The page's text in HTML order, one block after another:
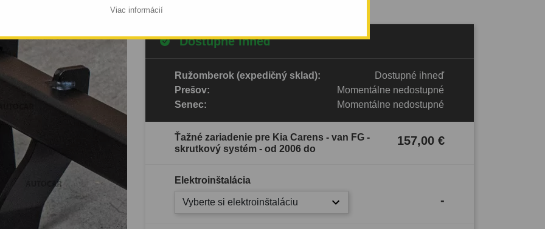
Viac informácií
Dostupné ihneď
Ružomberok (expedičný sklad):
Dostupné ihneď
Prešov:
Momentálne nedostupné
Senec:
Momentálne nedostupné
Ťažné zariadenie pre Kia Carens - van FG -
skrutkový systém - od 2006 do
157,00 €
Elektroinštalácia
Vyberte si elektroinštaláciu -